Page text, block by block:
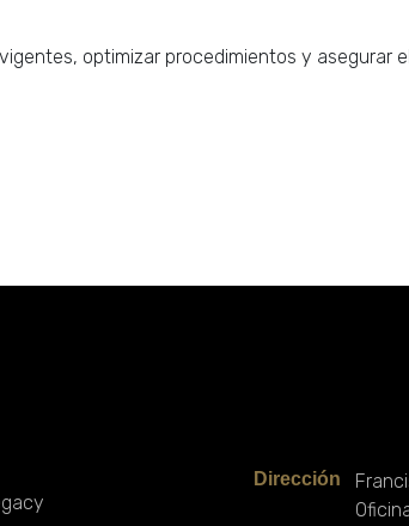
optimizar procedimientos y asegurar
Dirección